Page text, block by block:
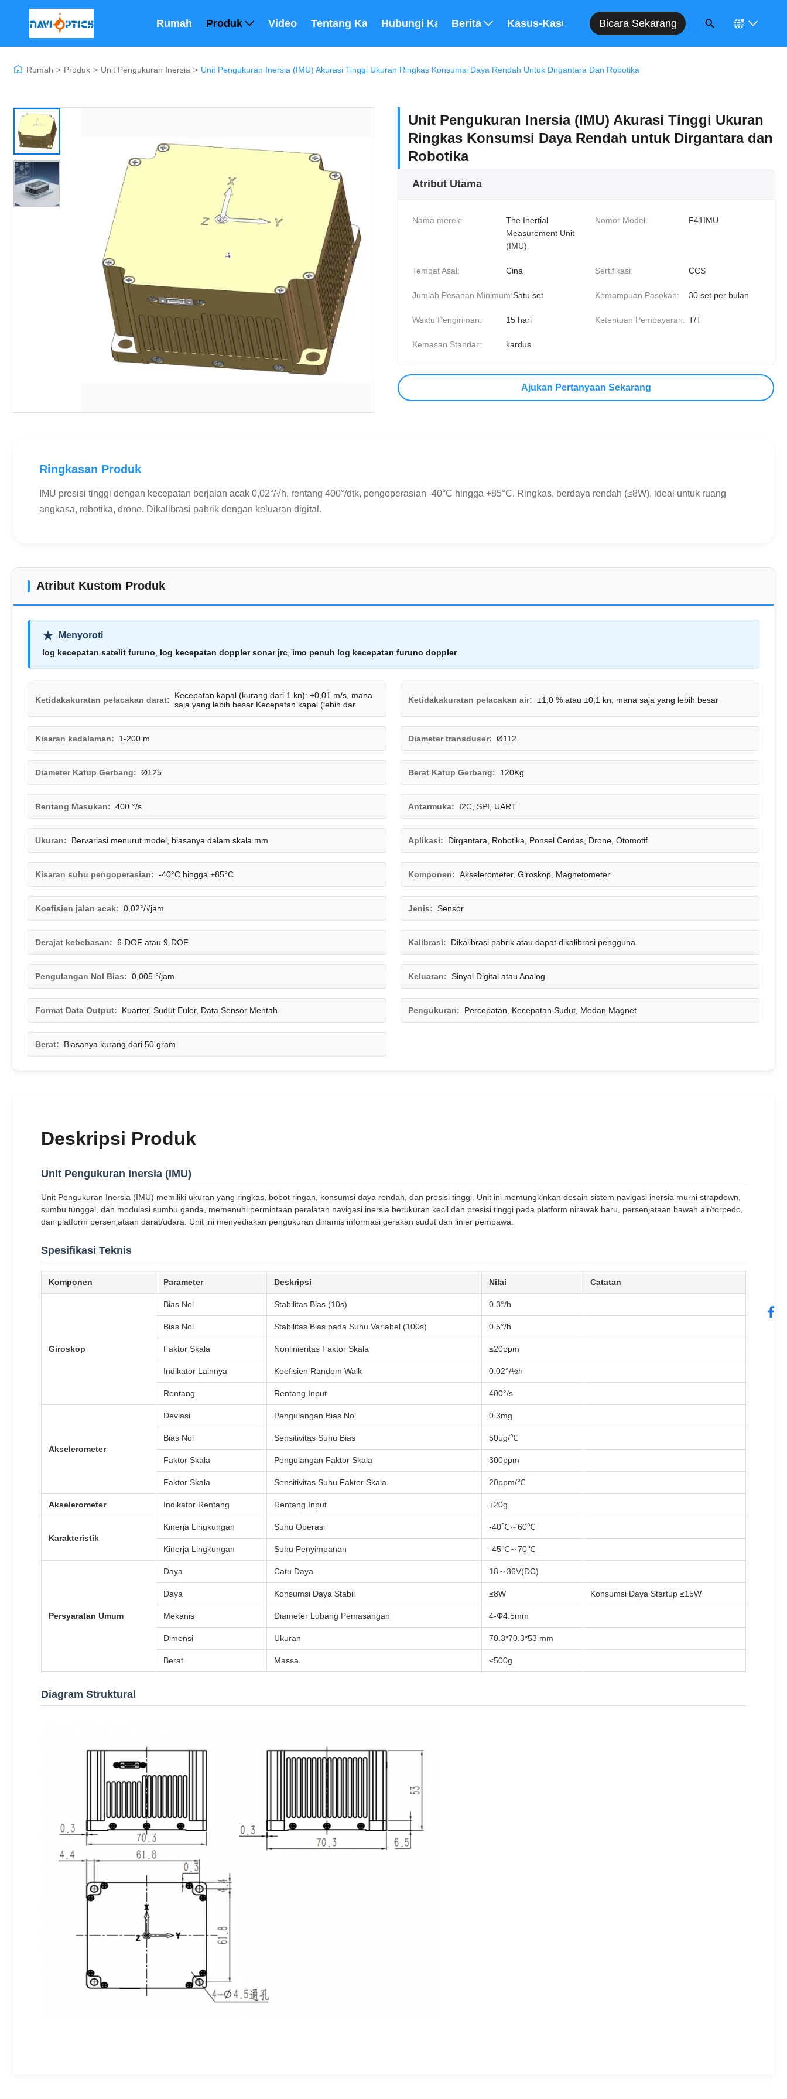
Rumah Produk Video Tentang Kami Hubungi KamiBerita Kasus-Kasus Bicara Sekarang
Rumah > Produk > Unit Pengukuran Inersia > Unit Pengukuran Inersia (IMU) Akurasi Tinggi Ukuran Ringkas Konsumsi Daya Rendah Untuk Dirgantara Dan Robotika
Unit Pengukuran Inersia (IMU) Akurasi Tinggi Ukuran
Ringkas Konsumsi Daya Rendah untuk Dirgantara dan
Robotika
Atribut Utama
Nama merek:
The Inertial
Measurement Unit
(IMU)
Nomor Model: F41IMU
Tempat Asal: Cina Sertifikasi: CCS
Jumlah Pesanan Minimum:Satu set Kemampuan Pasokan: 30 set per bulan
Waktu Pengiriman: 15 hari Ketentuan Pembayaran: T/T
Kemasan Standar: kardus
Ajukan Pertanyaan Sekarang
Ringkasan Produk
IMU presisi tinggi dengan kecepatan berjalan acak 0,02°/√h, rentang 400°/dtk, pengoperasian -40°C hingga +85°C. Ringkas, berdaya rendah (≤8W), ideal untuk ruang
angkasa, robotika, drone. Dikalibrasi pabrik dengan keluaran digital.
Atribut Kustom Produk
Menyoroti
log kecepatan satelit furuno log kecepatan doppler sonar jrc imo penuh log kecepatan furuno doppler
Ketidakakuratan pelacakan darat:
Kecepatan kapal (kurang dari 1 kn): ±0,01 m/s, mana
saja yang lebih besar Kecepatan kapal (lebih dar
Ketidakakuratan pelacakan air: ±1,0 % atau ±0,1 kn, mana saja yang lebih besar
Kisaran kedalaman: 1-200 m Diameter transduser: Ø112
Diameter Katup Gerbang: Ø125 Berat Katup Gerbang: 120Kg
Rentang Masukan: 400 °/s Antarmuka: I2C, SPI, UART
Ukuran: Bervariasi menurut model, biasanya dalam skala mm Aplikasi: Dirgantara, Robotika, Ponsel Cerdas, Drone, Otomotif
Kisaran suhu pengoperasian: -40°C hingga +85°C Komponen: Akselerometer, Giroskop, Magnetometer
Koefisien jalan acak: 0,02°/√jam Jenis: Sensor
Derajat kebebasan: 6-DOF atau 9-DOF Kalibrasi: Dikalibrasi pabrik atau dapat dikalibrasi pengguna
Pengulangan Nol Bias: 0,005 °/jam Keluaran: Sinyal Digital atau Analog
Format Data Output: Kuarter, Sudut Euler, Data Sensor Mentah Pengukuran: Percepatan, Kecepatan Sudut, Medan Magnet
Berat: Biasanya kurang dari 50 gram
Deskripsi Produk
Unit Pengukuran Inersia (IMU)
Unit Pengukuran Inersia (IMU) memiliki ukuran yang ringkas, bobot ringan, konsumsi daya rendah, dan presisi tinggi. Unit ini memungkinkan desain sistem navigasi inersia murni strapdown,
sumbu tunggal, dan modulasi sumbu ganda, memenuhi permintaan peralatan navigasi inersia berukuran kecil dan presisi tinggi pada platform nirawak baru, persenjataan bawah air/torpedo,
dan platform persenjataan darat/udara. Unit ini menyediakan pengukuran dinamis informasi gerakan sudut dan linier pembawa.
Spesifikasi Teknis
Komponen Parameter Deskripsi Nilai Catatan
Giroskop
Bias Nol Stabilitas Bias (10s) 0.3°/h
Bias Nol Stabilitas Bias pada Suhu Variabel (100s) 0.5°/h
Faktor Skala Nonlinieritas Faktor Skala ≤20ppm
Indikator Lainnya Koefisien Random Walk 0.02°/½h
Rentang Rentang Input 400°/s
Akselerometer
Deviasi Pengulangan Bias Nol 0.3mg
Bias Nol Sensitivitas Suhu Bias 50μg/℃
Faktor Skala Pengulangan Faktor Skala 300ppm
Faktor Skala Sensitivitas Suhu Faktor Skala 20ppm/℃
Akselerometer Indikator Rentang Rentang Input ±20g
Karakteristik
Kinerja Lingkungan Suhu Operasi -40℃～60℃
Kinerja Lingkungan Suhu Penyimpanan -45℃～70℃
Persyaratan Umum
Daya Catu Daya 18～36V(DC)
Daya Konsumsi Daya Stabil ≤8W Konsumsi Daya Startup ≤15W
Mekanis Diameter Lubang Pemasangan 4-Φ4.5mm
Dimensi Ukuran 70.3*70.3*53 mm
Berat Massa ≤500g
Diagram Struktural